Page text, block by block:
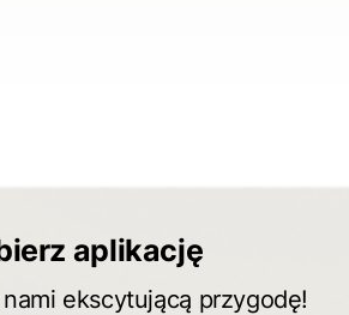
aplikację
ekscytującą przygodę!